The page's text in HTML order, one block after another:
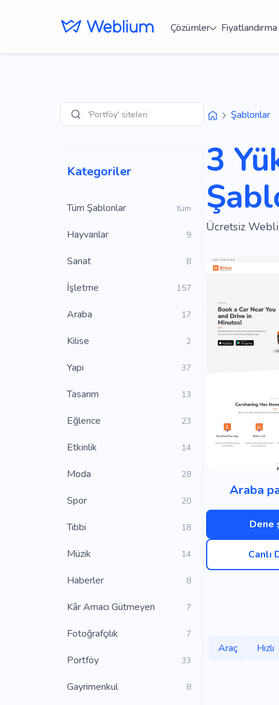
Çözümler Fiyatlandırma
Arama'Portföy' siteleri
Kategoriler
Tüm Şablonlar tüm
Hayvanlar 9
Sanat 8
İşletme 157
Araba 17
Kilise 2
Yapı 37
Tasarım 13
Eğlence 23
Etkinlik 14
Moda 28
Spor 20
Tıbbi 18
Müzik 14
Haberler 8
Kâr Amacı Gütmeyen 7
Fotoğrafçılık 7
Portföy 33
Gayrimenkul 8
Şablonlar
3
Ücretsiz
Araba
Dene
Canlı
Araç Hızlı